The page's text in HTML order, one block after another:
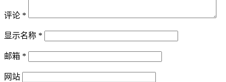
评论 *
显示名称 *
邮箱 *
网站